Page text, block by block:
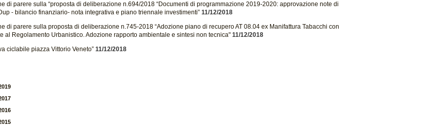
di parere sulla “proposta di deliberazione n.694/2018 “Documenti di programmazione 2019-2020: approvazione note di
- bilancio finanziario- nota integrativa e piano triennale investimenti” 11/12/2018
di parere sulla proposta di deliberazione n.745-2018 “Adozione piano di recupero AT 08.04 ex Manifattura Tabacchi con
al Regolamento Urbanistico. Adozione rapporto ambientale e sintesi non tecnica" 11/12/2018
ciclabile piazza Vittorio Veneto” 11/12/2018